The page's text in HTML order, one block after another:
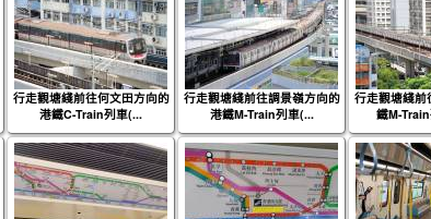
行走觀塘綫前往何文田方向的
港鐵C-Train列車(...
行走觀塘綫前往調景嶺方向的
港鐵M-Train列車(...
行走觀塘綫前
鐵M-